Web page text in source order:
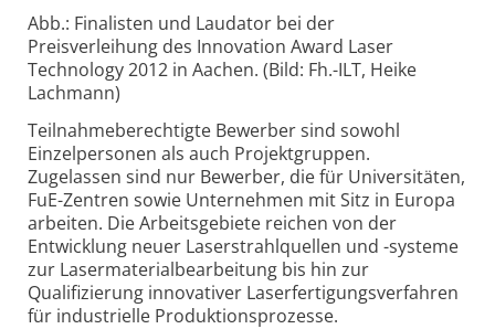
Abb.: Finalisten und Laudator bei der
Preisverleihung des Innovation Award Laser
Technology 2012 in Aachen. (Bild: Fh.-ILT, Heike
Lachmann)
Teilnahmeberechtigte Bewerber sind sowohl
Einzelpersonen als auch Projektgruppen.
Zugelassen sind nur Bewerber, die für Universitäten,
FuE-Zentren sowie Unternehmen mit Sitz in Europa
arbeiten. Die Arbeitsgebiete reichen von der
Entwicklung neuer Laserstrahlquellen und -systeme
zur Lasermaterialbearbeitung bis hin zur
Qualifizierung innovativer Laserfertigungsverfahren
für industrielle Produktionsprozesse.